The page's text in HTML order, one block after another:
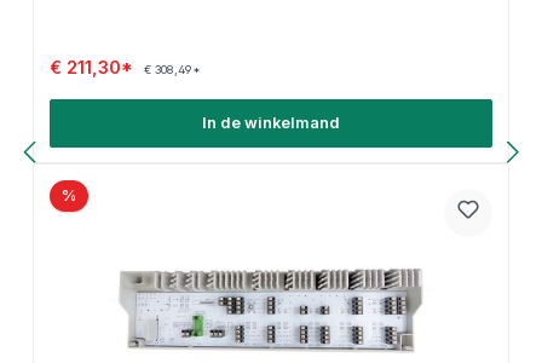
€ 211,30* € 308,49*
In de winkelmand
%